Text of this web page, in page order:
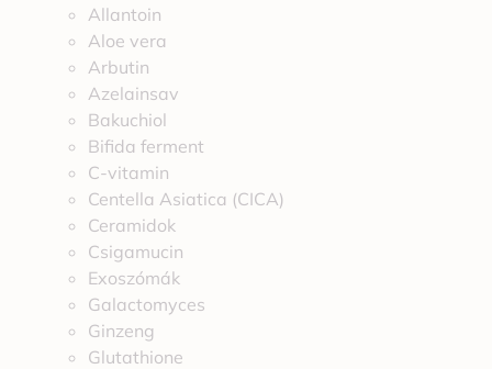
Allantoin
Aloe vera
Arbutin
Azelainsav
Bakuchiol
Bifida ferment
C-vitamin
Centella Asiatica (CICA)
Ceramidok
Csigamucin
Exoszómák
Galactomyces
Ginzeng
Glutathione